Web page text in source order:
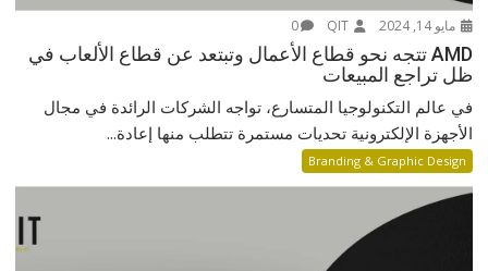
مايو 14, 2024 QIT
0
AMD تتجه نحو قطاع الأعمال وتبتعد عن قطاع الألعاب في
ظل تراجع المبيعات
في عالم التكنولوجيا المتسارع، تواجه الشركات الرائدة في مجال
الأجهزة الإلكترونية تحديات مستمرة تتطلب منها إعادة...
Branding & Graphic Design